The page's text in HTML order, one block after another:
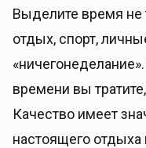
Выделите время не
отдых, спорт,
времени вы
Качество имеет
настоящего отдыха